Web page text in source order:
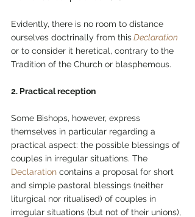
Evidently, there is no room to distance
ourselves doctrinally from thisDeclaration
or to consider it heretical, contrary to the
Tradition of the Church or blasphemous.
2. Practical reception
Some Bishops, however, express
themselves in particular regarding a
practical aspect: the possible blessings of
couples in irregular situations. The
Declaration contains a proposal for short
and simple pastoral blessings (neither
liturgical nor ritualised) of couples in
irregular situations (but not of their unions),